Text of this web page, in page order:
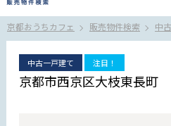
京都おうちカフェ 販売物件検索 中
中古一戸建て 注目！
京都市西京区大枝東長町